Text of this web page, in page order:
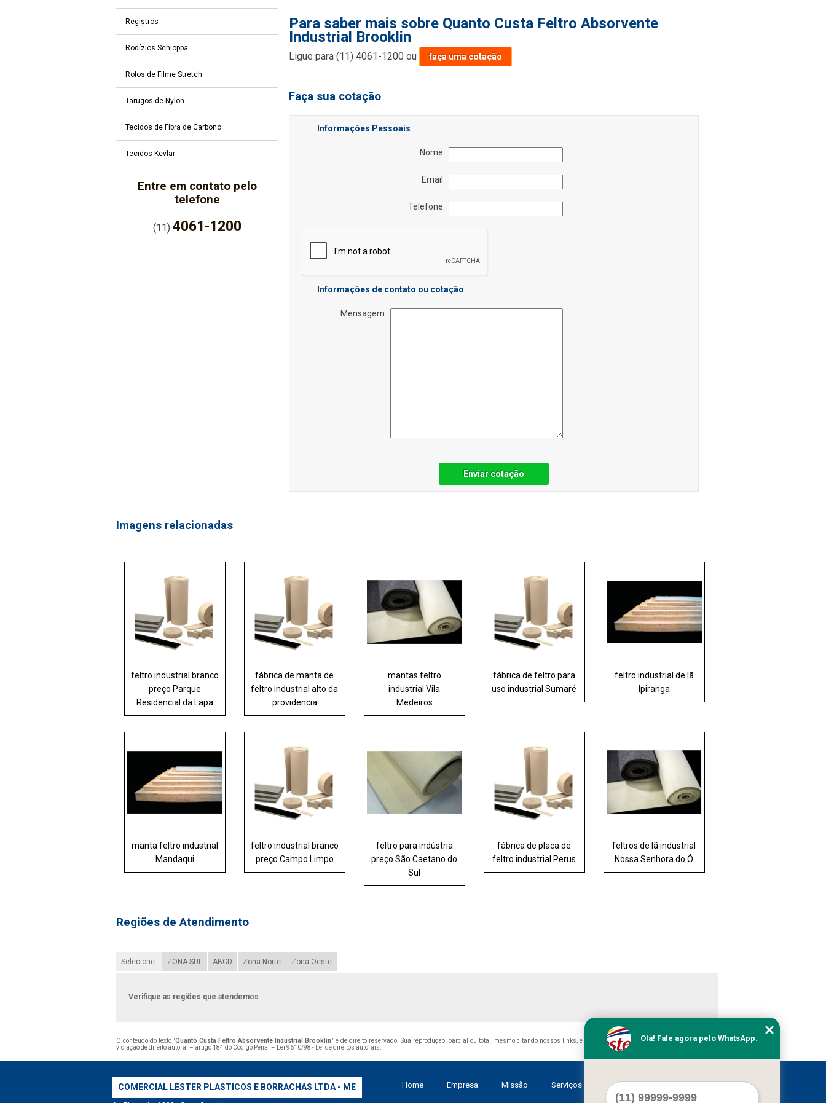
Registros
Rodízios Schioppa
Rolos de Filme Stretch
Tarugos de Nylon
Tecidos de Fibra de Carbono
Tecidos Kevlar
Entre em contato pelo
telefone
(11)4061-1200
Para saber mais sobre Quanto Custa Feltro Absorvente
Industrial Brooklin
Ligue para(11) 4061-1200 ou faça uma cotação
Faça sua cotação
Informações Pessoais
Nome:
Email:
Telefone:
Informações de contato ou cotação
Mensagem:
Enviar cotação
Imagens relacionadas
feltro industrial branco
preço Parque
Residencial da Lapa
fábrica de manta de
feltro industrial alto da
providencia
mantas feltro
industrial Vila
Medeiros
fábrica de feltro para
uso industrial Sumaré
feltro industrial de lã
Ipiranga
manta feltro industrial
Mandaqui
feltro industrial branco
preço Campo Limpo
feltro para indústria
preço São Caetano do
Sul
fábrica de placa de
feltro industrial Perus
feltros de lã industrial
Nossa Senhora do Ó
Regiões de Atendimento
Selecione: ZONA SUL ABCD Zona Norte Zona Oeste
Verifique as regiões que atendemos
O conteúdo do texto "Quanto Custa Feltro Absorvente Industrial Brooklin" é de direito reservado. Sua reprodução, parcial ou total, mesmo citando nossos links, é proibida sem a autorização do autor. Crime de
violação de direito autoral – artigo 184 do Código Penal –
Lei 9610/98 - Lei de direitos autorais
COMERCIAL LESTER PLASTICOS E BORRACHAS LTDA - ME Home Empresa Missão Serviços Contato Mapa do site
Olá! Fale agora pelo WhatsApp.